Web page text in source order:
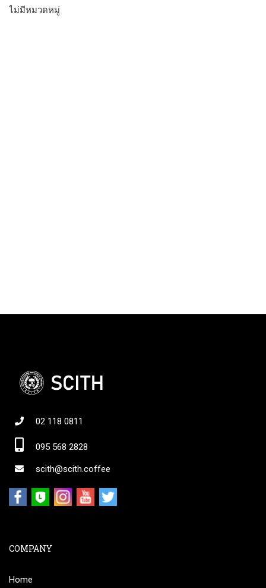
ไม่มีหมวดหมู่
02 118 0811
095 568 2828
scith@scith.coffee
COMPANY
Home